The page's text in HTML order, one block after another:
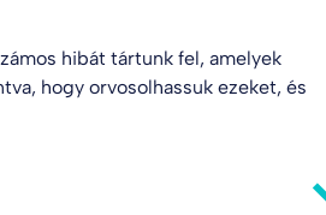
hibát tártunk fel, amelyek
, hogy orvosolhassuk ezeket, és